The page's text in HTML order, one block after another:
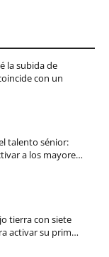
la subida de
con un
talento sénior:
a los mayore…
tierra con siete
activar su prim…